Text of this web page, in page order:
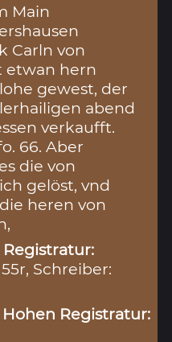
Main
Carln von
etwan hern
gewest, der
abend
verkaufft.
66. Aber
die von
gelöst, vnd
heren von
Schreiber:
Registratur: